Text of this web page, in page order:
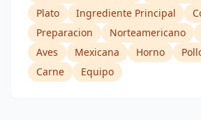
Plato
Ingrediente Principal
Preparacion
Norteamericano
Aves
Mexicana Horno
Carne
Equipo